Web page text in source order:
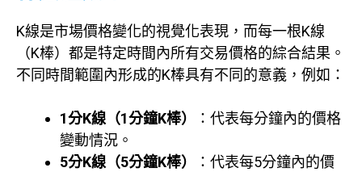
K線是市場價格變化的視覺化表現，而每一根K線
（K棒）都是特定時間內所有交易價格的綜合結果。
不同時間範圍內形成的K棒具有不同的意義，例如：
1分K線（1分鐘K棒）
：代表每分鐘內的價格
變動情況。
5分K線（5分鐘K棒）
：代表每5分鐘內的價